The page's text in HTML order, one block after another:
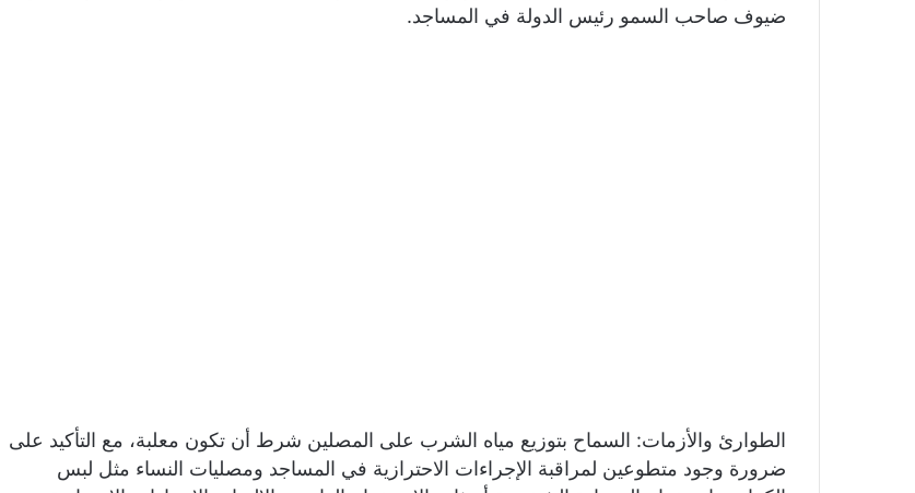
ضيوف صاحب السمو رئيس الدولة في المساجد.
‏‎الطوارئ والأزمات: السماح بتوزيع مياه الشرب على المصلين شرط أن تكون معلبة، مع التأكيد على
ضرورة وجود متطوعين لمراقبة الإجراءات الاحترازية في المساجد ومصليات النساء مثل لبس